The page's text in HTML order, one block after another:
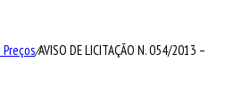
/AVISO DE LICITAÇÃO N. 054/2013 –